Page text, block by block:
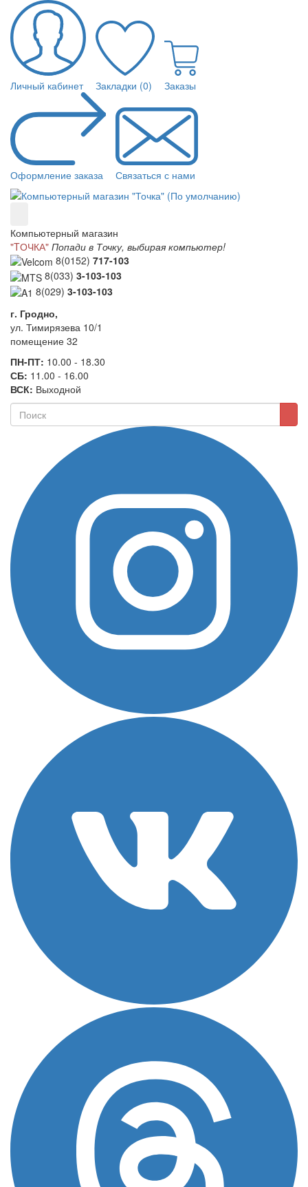
Личный кабинет Закладки (0) Заказы
Оформление заказа Связаться с нами
Компьютерный магазин
"TОЧКА" Попади в Точку, выбирая компьютер!
8(0152) 717-103
8(033) 3-103-103
8(029) 3-103-103
г. Гродно,
ул. Тимирязева 10/1
помещение 32
ПН-ПТ: 10.00 - 18.30
СБ: 11.00 - 16.00
ВСК: Выходной